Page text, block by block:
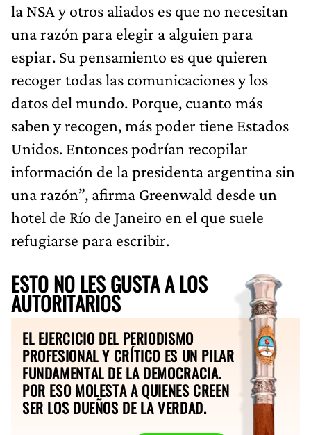
la NSA y otros aliados es que no necesitan
una razón para elegir a alguien para
espiar. Su pensamiento es que quieren
recoger todas las comunicaciones y los
datos del mundo. Porque, cuanto más
saben y recogen, más poder tiene Estados
Unidos. Entonces podrían recopilar
información de la presidenta argentina sin
una razón”, afirma Greenwald desde un
hotel de Río de Janeiro en el que suele
refugiarse para escribir.
ESTO NO LES GUSTA A LOS
AUTORITARIOS
EL EJERCICIO DEL PERIODISMO
PROFESIONAL Y CRÍTICO ES UN PILAR
FUNDAMENTAL DE LA DEMOCRACIA.
POR ESO MOLESTA A QUIENES CREEN
SER LOS DUEÑOS DE LA VERDAD.